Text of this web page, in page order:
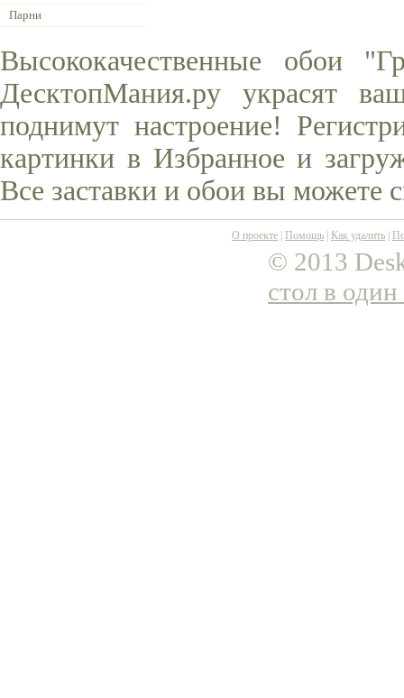
Парни
Высококачественные обои
ДесктопМания.ру украсят
поднимут настроение!
картинки в Избранное и
Все заставки и обои вы можете
О проекте Помощь Как удалить
© 2013
стол в